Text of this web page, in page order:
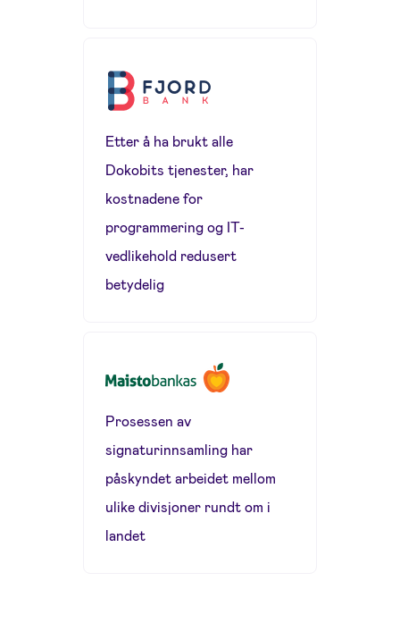
Etter å ha brukt alle
Dokobits tjenester, har
kostnadene for
programmering og IT-
vedlikehold redusert
betydelig
Prosessen av
signaturinnsamling har
påskyndet arbeidet mellom
ulike divisjoner rundt om i
landet